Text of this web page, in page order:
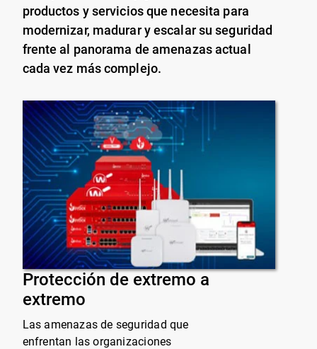
productos y servicios que necesita para
modernizar, madurar y escalar su seguridad
frente al panorama de amenazas actual
cada vez más complejo.
Protección de extremo a
extremo
Las amenazas de seguridad que
enfrentan las organizaciones